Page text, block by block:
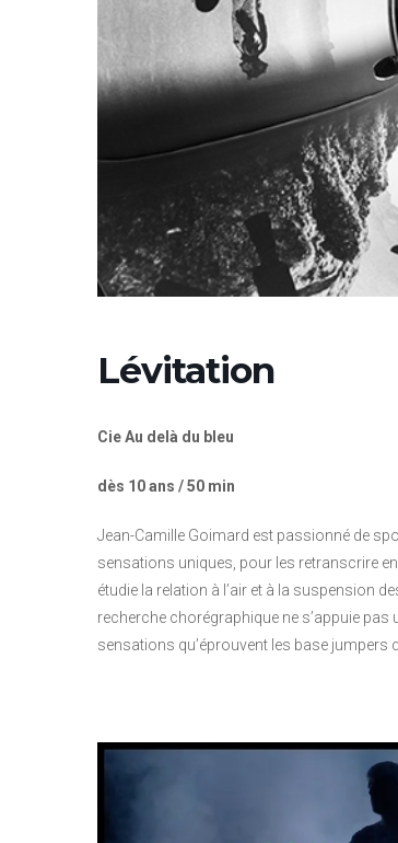
Lévitation
Cie Au delà du bleu
dès 10 ans / 50 min
Jean-Camille Goimard est passionné de
sensations uniques, pour les retranscrire
étudie la relation à l’air et à la suspension
recherche chorégraphique ne s’appuie
sensations qu’éprouvent les base jumpers